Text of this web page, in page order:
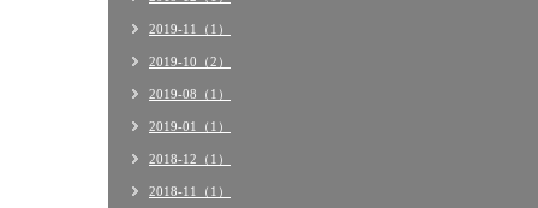
2019-11（1）
2019-10（2）
2019-08（1）
2019-01（1）
2018-12（1）
2018-11（1）